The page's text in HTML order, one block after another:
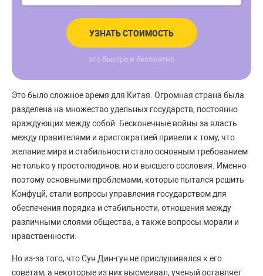
УЗНАТЬ СТОИМОСТЬ
это быстро и бесплатно
Это было сложное время для Китая. Огромная страна была
разделена на множество удельных государств, постоянно
враждующих между собой. Бесконечные войны за власть
между правителями и аристократией привели к тому, что
желание мира и стабильности стало основным требованием
не только у простолюдинов, но и высшего сословия. Именно
поэтому основными проблемами, которые пытался решить
Конфуцй, стали вопросы управления государством для
обеспечения порядка и стабильности, отношения между
различными слоями общества, а также вопросы морали и
нравственности.
Но из-за того, что Сун Дин-гун не прислушивался к его
советам, а некоторые из них высмеивал, ученый оставляет